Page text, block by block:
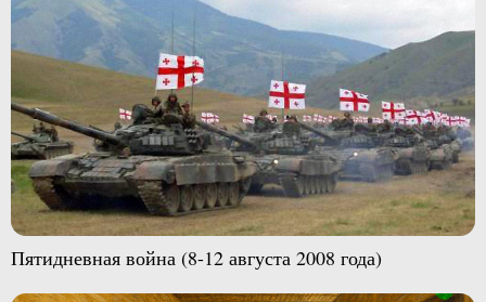
Пятидневная война (8-12 августа 2008 года)